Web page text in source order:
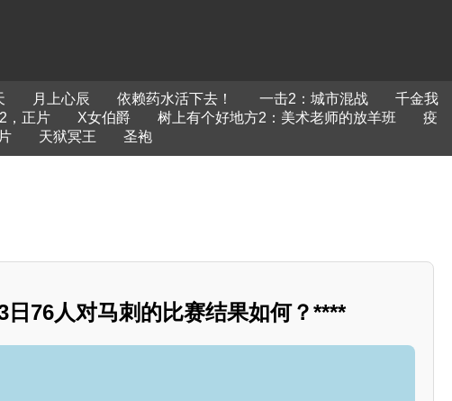
月上心辰 依赖药水活下去！ 一击2：城市混战
千金我
，正片 X女伯爵 树上有个好地方2：美术老师的放羊班
疫
天狱冥王 圣袍
日76人对马刺的比赛结果如何？****